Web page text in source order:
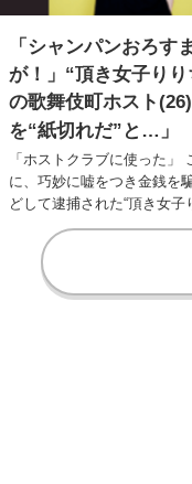
「シャンパンおろす
が！」“頂き女子り
の歌舞伎町ホスト
を“紙切れだ”と…」
「ホストクラブに使った」
に、巧妙に嘘をつき金銭を
どして逮捕された“頂き女
称風俗店店員の…